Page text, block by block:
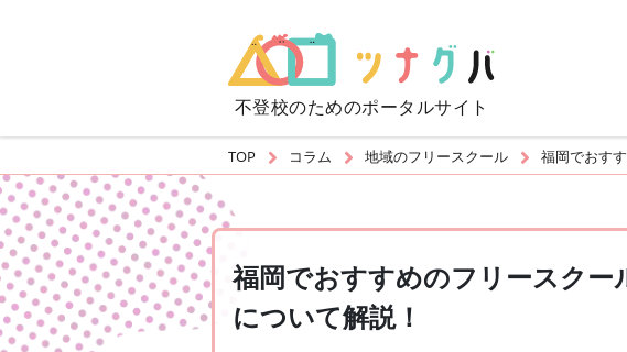
不登校のためのポータルサイト
TOP コラム 地域のフリースクール 福岡でおす
福岡でおすすめのフリースクー
について解説！